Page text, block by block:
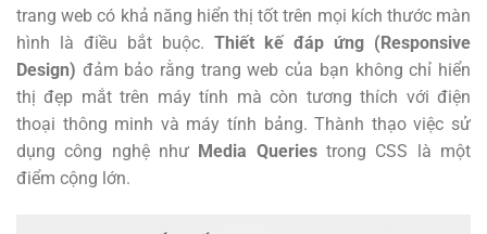
trang web có khả năng hiển thị tốt trên mọi kích thước màn
hình là điều bắt buộc. Thiết kế đáp ứng (Responsive
Design) đảm bảo rằng trang web của bạn không chỉ hiển
thị đẹp mắt trên máy tính mà còn tương thích với điện
thoại thông minh và máy tính bảng. Thành thạo việc sử
dụng công nghệ như Media Queriestrong CSS là một
điểm cộng lớn.